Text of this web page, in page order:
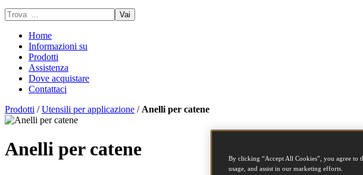
Vai
Home
Informazioni su
Prodotti
Assistenza
Dove acquistare
Contattaci
Prodotti /Utensili per applicazione / Anelli per catene
Anelli per catene
By clicking “Accept All Cookies”, you agree to
usage, and assist in our marketing efforts.